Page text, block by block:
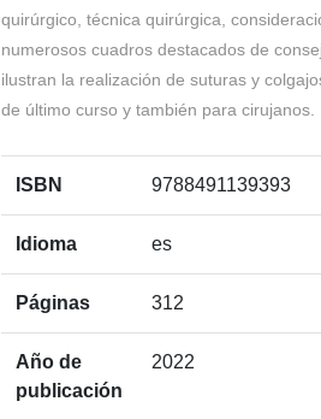
quirúrgico, técnica quirúrgica,
numerosos cuadros destacados de
ilustran la realización de suturas y
de último curso y también para cirujanos.
ISBN 9788491139393
Idioma es
Páginas 312
Año de
publicación
2022